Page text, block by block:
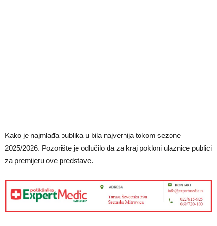
Kako je najmlađa publika u bila najvernija tokom sezone
2025/2026, Pozorište je odlučilo da za kraj pokloni ulaznice publici
za premijeru ove predstave.